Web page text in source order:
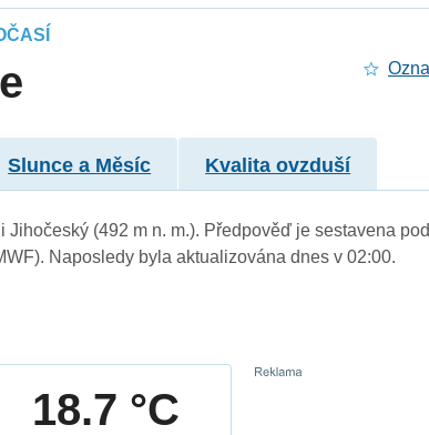
Slunce a Měsíc Kvalita ovzduší
Jihočeský (492 m n. m.). Předpověď je sestavena
Naposledy byla aktualizována dnes v 02:00.
18.7 °C